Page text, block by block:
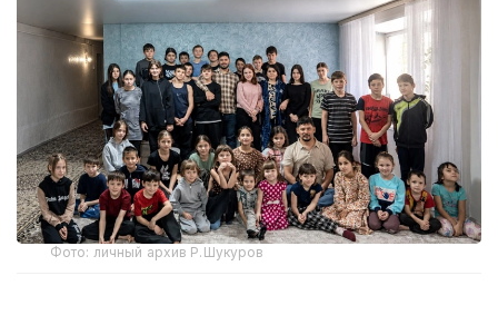
Фото: личный архив Р.Шукуров